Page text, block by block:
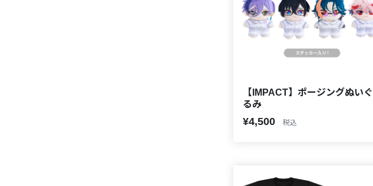
【IMPACT】ポージングぬいぐ
るみ
¥4,500 税込